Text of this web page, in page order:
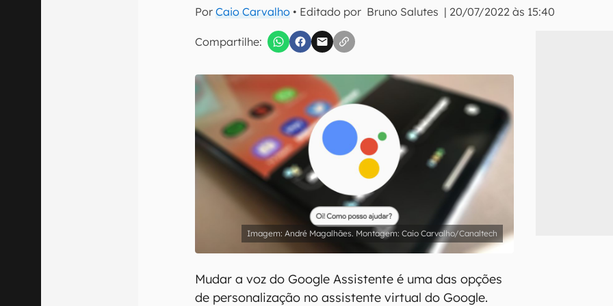
PorCaio Carvalho • Editado por Bruno Salutes | 20/07/2022 às 15:40
Compartilhe:
Confirmo que li, aceito e concordo com os Termos de Uso e Política de Privacidade do
André Magalhães. Montagem: Caio Carvalho/Canaltech
Mudar a voz do Google Assistente é uma das opções
de personalização no assistente virtual do Google.